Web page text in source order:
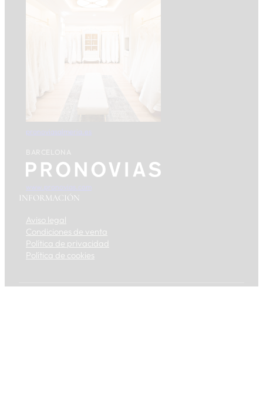
pronoviasalmeria.es
www.pronovias.com
INFORMACIÓN
Aviso legal
Condiciones de venta
Política de privacidad
Política de cookies